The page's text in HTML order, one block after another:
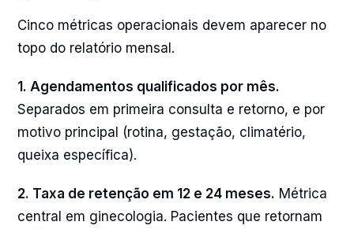
Cinco métricas operacionais devem aparecer no
topo do relatório mensal.
1. Agendamentos qualificados por mês.
Separados em primeira consulta e retorno, e por
motivo principal (rotina, gestação, climatério,
queixa específica).
2. Taxa de retenção em 12 e 24 meses. Métrica
central em ginecologia. Pacientes que retornam